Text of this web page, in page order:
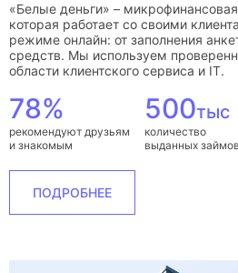
«Белые деньги» –
которая работает со своими
режиме онлайн: от заполнения
средств. Мы используем
области клиентского сервиса и IT.
78%
рекомендуют друзьям
и знакомым
500тыс
количество
выданных займов
ПОДРОБНЕЕ